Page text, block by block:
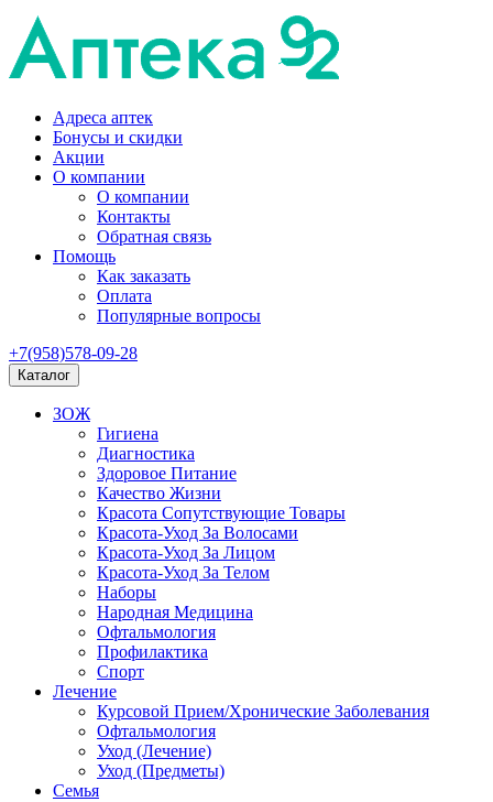
Адреса аптек
Бонусы и скидки
Акции
О компании
О компании
Контакты
Обратная связь
Помощь
Как заказать
Оплата
Популярные вопросы
+7(958)578-09-28
Каталог
ЗОЖ
Гигиена
Диагностика
Здоровое Питание
Качество Жизни
Красота Сопутствующие Товары
Красота-Уход За Волосами
Красота-Уход За Лицом
Красота-Уход За Телом
Наборы
Народная Медицина
Офтальмология
Профилактика
Спорт
Лечение
Курсовой Прием/Хронические Заболевания
Офтальмология
Уход (Лечение)
Уход (Предметы)
Семья